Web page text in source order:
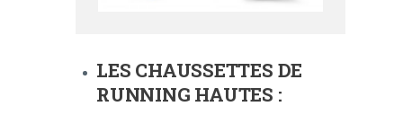
LES CHAUSSETTES DE
RUNNING HAUTES :